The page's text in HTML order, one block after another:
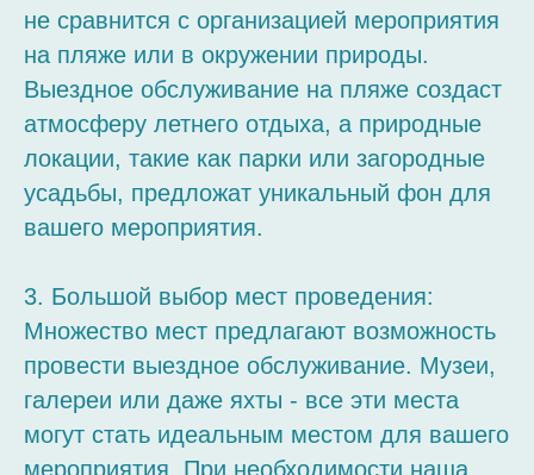
не сравнится с организацией мероприятия
на пляже или в окружении природы.
Выездное обслуживание на пляже создаст
атмосферу летнего отдыха, а природные
локации, такие как парки или загородные
усадьбы, предложат уникальный фон для
вашего мероприятия.
3. Большой выбор мест проведения:
Множество мест предлагают возможность
провести выездное обслуживание. Музеи,
галереи или даже яхты - все эти места
могут стать идеальным местом для вашего
мероприятия. При необходимости наша